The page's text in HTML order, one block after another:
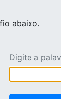
abaixo.
Digite a